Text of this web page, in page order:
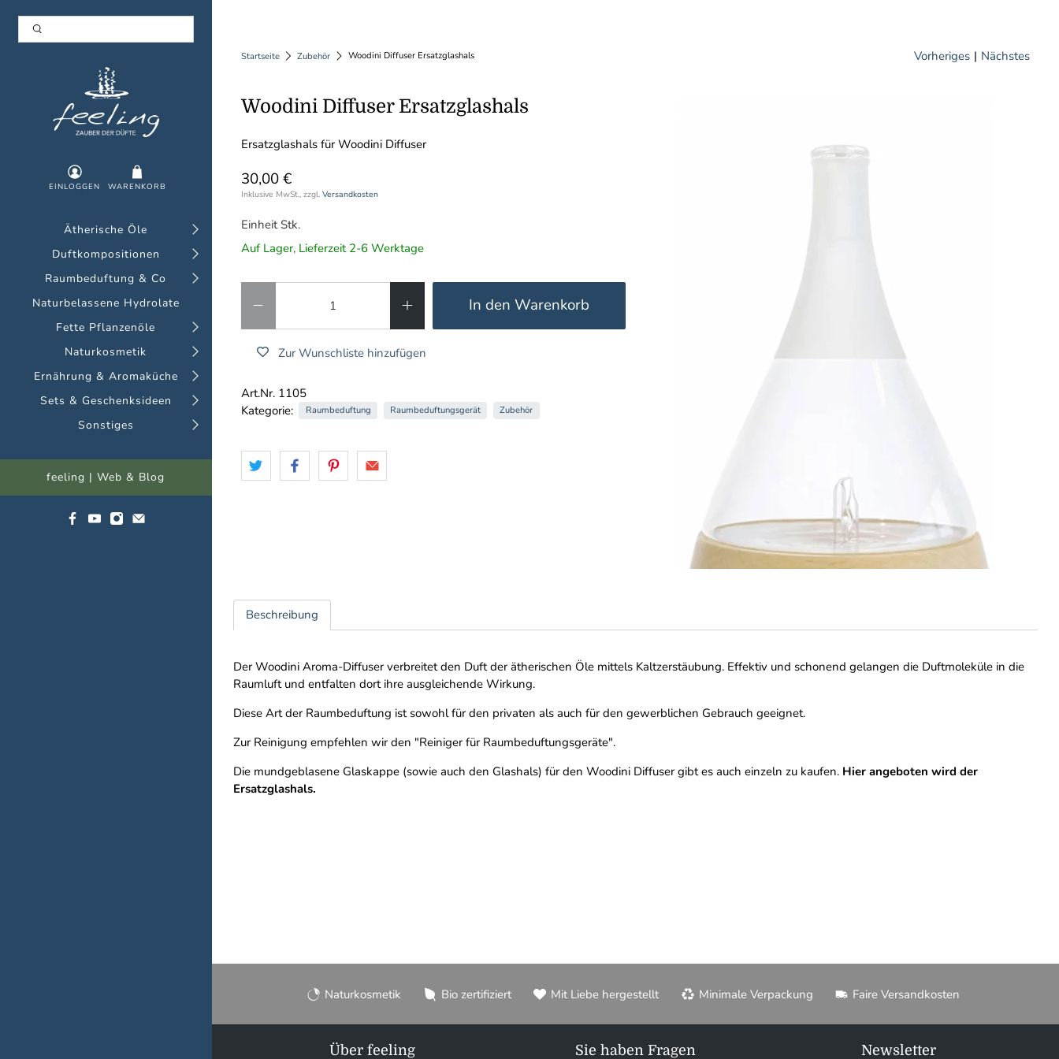
EINLOGGEN WARENKORB
Ätherische Öle
Duftkompositionen
Raumbeduftung & Co
Naturbelassene Hydrolate
Fette Pflanzenöle
Naturkosmetik
Ernährung & Aromaküche
Sets & Geschenksideen
Sonstiges
feeling | Web & Blog
Startseite Zubehör Woodini Diffuser Ersatzglashals Vorheriges | Nächstes
Woodini Diffuser Ersatzglashals
Ersatzglashals für Woodini Diffuser
30,00 €
Inklusive MwSt., zzgl. Versandkosten
Einheit Stk.
Auf Lager, Lieferzeit 2-6 Werktage
In den Warenkorb
Zur Wunschliste hinzufügen
Art.Nr. 1105
Kategorie:
Raumbeduftung Raumbeduftungsgerät Zubehör
Beschreibung
Der Woodini Aroma-Diffuser verbreitet den Duft der ätherischen Öle mittels Kaltzerstäubung. Effektiv und schonend gelangen die Duftmoleküle in die
Raumluft und entfalten dort ihre ausgleichende Wirkung.
Diese Art der Raumbeduftung ist sowohl für den privaten als auch für den gewerblichen Gebrauch geeignet.
Zur Reinigung empfehlen wir den "Reiniger für Raumbeduftungsgeräte".
Die mundgeblasene Glaskappe (sowie auch den Glashals) für den Woodini Diffuser gibt es auch einzeln zu kaufen. Hier angeboten wird der
Ersatzglashals.
Naturkosmetik Bio zertifiziert Mit Liebe hergestellt Minimale Verpackung Faire Versandkosten
Über feeling Sie haben Fragen Newsletter